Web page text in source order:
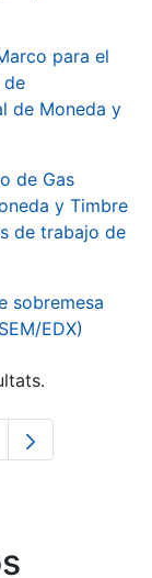
para el
de
de Moneda y
de Gas
y Timbre
de trabajo de
sobremesa
EDX)
intermèdies